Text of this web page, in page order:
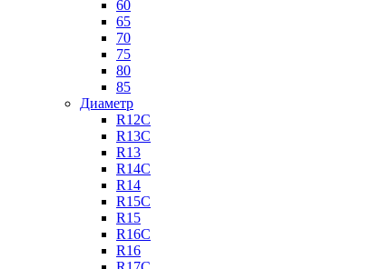
60
65
70
75
80
85
Диаметр
R12C
R13C
R13
R14C
R14
R15C
R15
R16C
R16